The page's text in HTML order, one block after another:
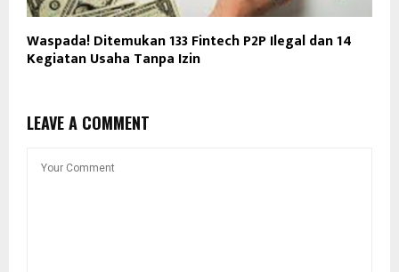
Waspada! Ditemukan 133 Fintech P2P Ilegal dan 14
Kegiatan Usaha Tanpa Izin
LEAVE A COMMENT